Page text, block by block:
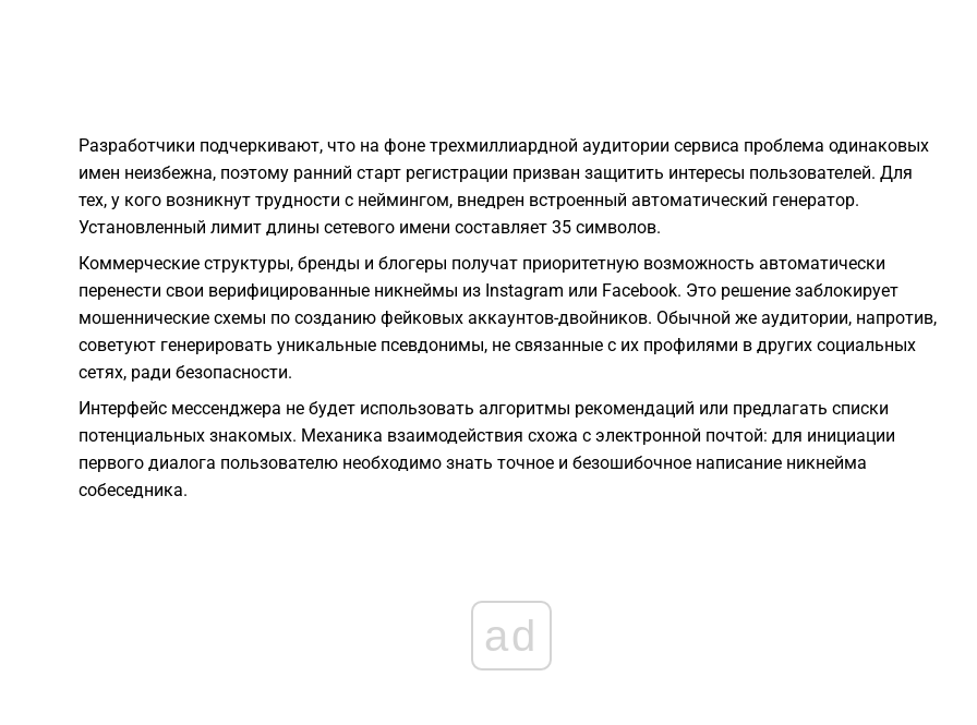
Разработчики подчеркивают, что на фоне трехмиллиардной аудитории сервиса проблема одинаковых
имен неизбежна, поэтому ранний старт регистрации призван защитить интересы пользователей. Для
тех, у кого возникнут трудности с неймингом, внедрен встроенный автоматический генератор.
Установленный лимит длины сетевого имени составляет 35 символов.
Коммерческие структуры, бренды и блогеры получат приоритетную возможность автоматически
перенести свои верифицированные никнеймы из Instagram или Facebook. Это решение заблокирует
мошеннические схемы по созданию фейковых аккаунтов-двойников. Обычной же аудитории, напротив,
советуют генерировать уникальные псевдонимы, не связанные с их профилями в других социальных
сетях, ради безопасности.
Интерфейс мессенджера не будет использовать алгоритмы рекомендаций или предлагать списки
потенциальных знакомых. Механика взаимодействия схожа с электронной почтой: для инициации
первого диалога пользователю необходимо знать точное и безошибочное написание никнейма
собеседника.
ad